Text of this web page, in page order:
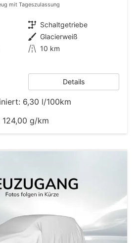
mit Tageszulassung
Getriebe Schaltgetriebe
Außenfarbe Glacierweiß
Kilometerstand 10 km
Details
6,30 l/100km
124,00 g/km